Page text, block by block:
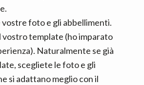
vostre foto e gli abbellimenti.
vostro template (ho imparato
Naturalmente se già
scegliete le foto e gli
si adattano meglio con il